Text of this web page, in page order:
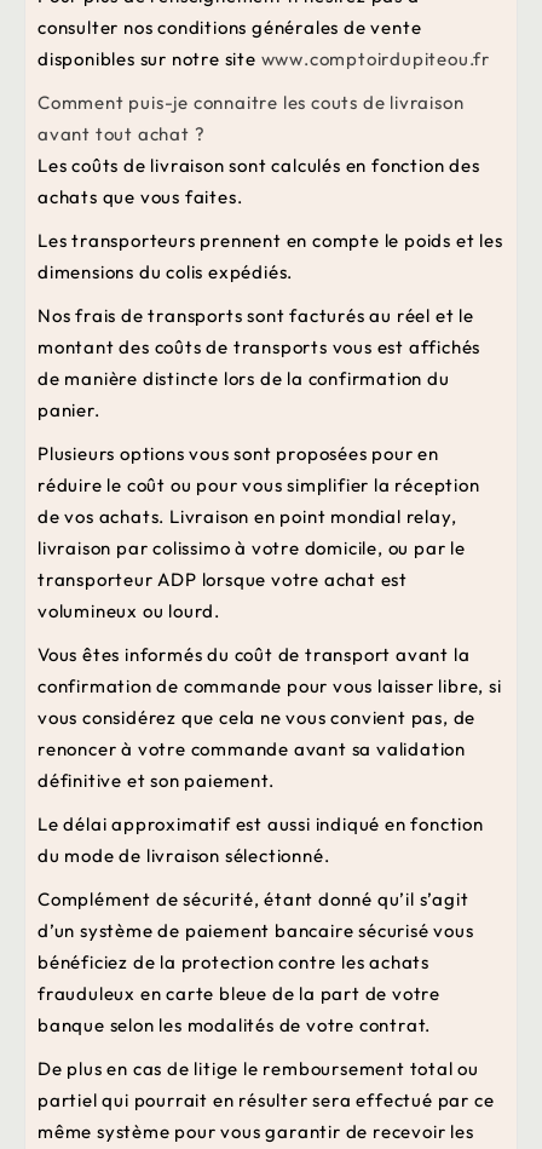
consulter nos conditions générales de vente
disponibles sur notre site www.comptoirdupiteou.fr
Comment puis-je connaitre les couts de livraison
avant tout achat ?
Les coûts de livraison sont calculés en fonction des
achats que vous faites.
Les transporteurs prennent en compte le poids et les
dimensions du colis expédiés.
Nos frais de transports sont facturés au réel et le
montant des coûts de transports vous est affichés
de manière distincte lors de la confirmation du
panier.
Plusieurs options vous sont proposées pour en
réduire le coût ou pour vous simplifier la réception
de vos achats. Livraison en point mondial relay,
livraison par colissimo à votre domicile, ou par le
transporteur ADP lorsque votre achat est
volumineux ou lourd.
Vous êtes informés du coût de transport avant la
confirmation de commande pour vous laisser libre, si
vous considérez que cela ne vous convient pas, de
renoncer à votre commande avant sa validation
définitive et son paiement.
Le délai approximatif est aussi indiqué en fonction
du mode de livraison sélectionné.
Complément de sécurité, étant donné qu’il s’agit
d’un système de paiement bancaire sécurisé vous
bénéficiez de la protection contre les achats
frauduleux en carte bleue de la part de votre
banque selon les modalités de votre contrat.
De plus en cas de litige le remboursement total ou
partiel qui pourrait en résulter sera effectué par ce
même système pour vous garantir de recevoir les